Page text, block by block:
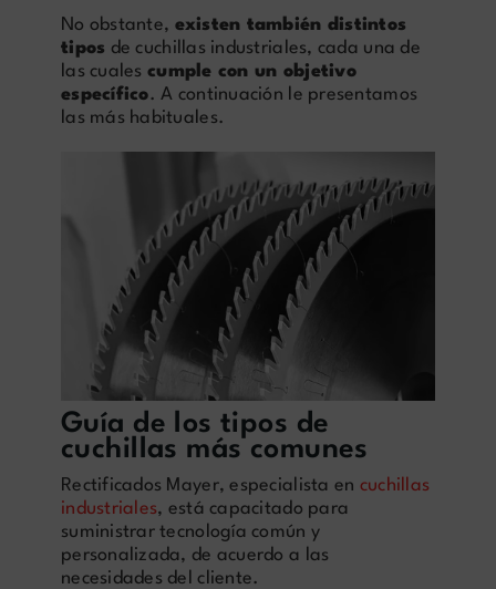
No obstante, existen también distintos
tipos de cuchillas industriales, cada una de
las cuales cumple con un objetivo
específico. A continuación le presentamos
las más habituales.
Guía de los tipos de
cuchillas más comunes
Rectificados Mayer, especialista en cuchillas
industriales, está capacitado para
suministrar tecnología común y
personalizada, de acuerdo a las
necesidades del cliente.